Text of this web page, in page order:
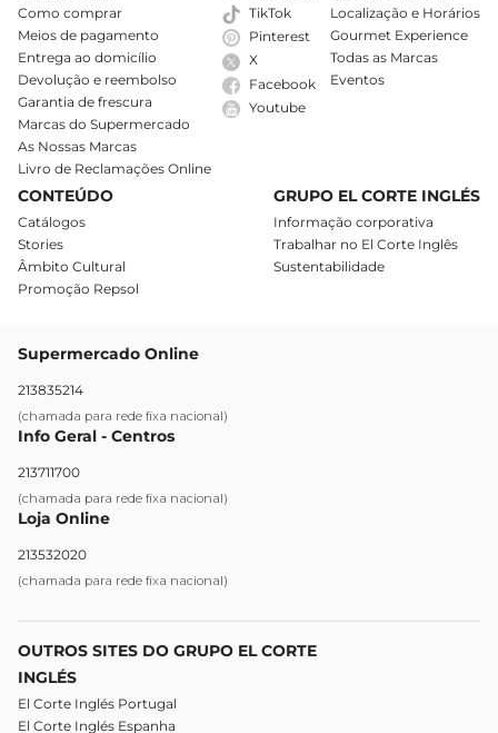
Como comprar
Meios de pagamento
Entrega ao domicílio
Devolução e reembolso
Garantia de frescura
Marcas do Supermercado
As Nossas Marcas
Livro de Reclamações Online
TikTok
Pinterest
X
Facebook
Youtube
Localização e Horários
Gourmet Experience
Todas as Marcas
Eventos
CONTEÚDO
Catálogos
Stories
Âmbito Cultural
Promoção Repsol
GRUPO EL CORTE INGLÉS
Informação corporativa
Trabalhar no El Corte Inglês
Sustentabilidade
Supermercado Online
213835214
(chamada para rede fixa nacional)
Info Geral - Centros
213711700
(chamada para rede fixa nacional)
Loja Online
213532020
(chamada para rede fixa nacional)
OUTROS SITES DO GRUPO EL CORTE
INGLÉS
El Corte Inglés Portugal
El Corte Inglés Espanha